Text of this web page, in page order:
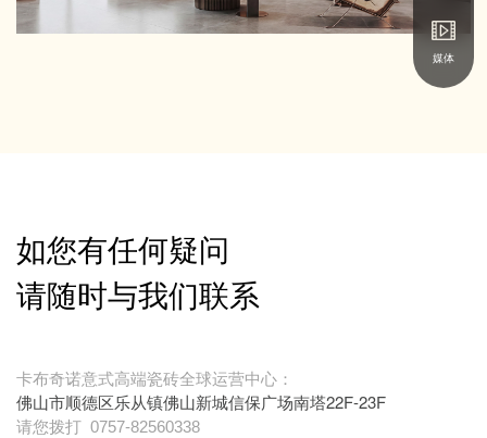
如您有任何疑问
请随时与我们联系
卡布奇诺意式高端瓷砖全球运营中心：
佛山市顺德区乐从镇佛山新城信保广场南塔22F-23F
请您拨打 0757-82560338
媒体